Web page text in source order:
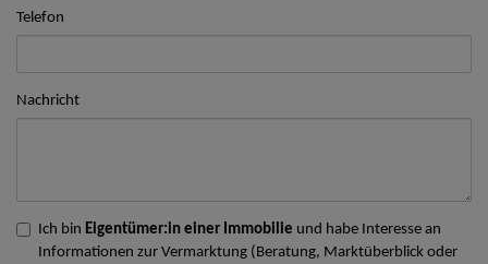
Telefon
Nachricht
Ich bin Eigentümer:in einer Immobilie und habe Interesse an
Informationen zur Vermarktung (Beratung, Marktüberblick oder